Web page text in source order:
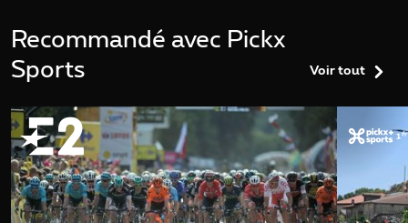
Recommandé avec Pickx
Sports
Voir tout